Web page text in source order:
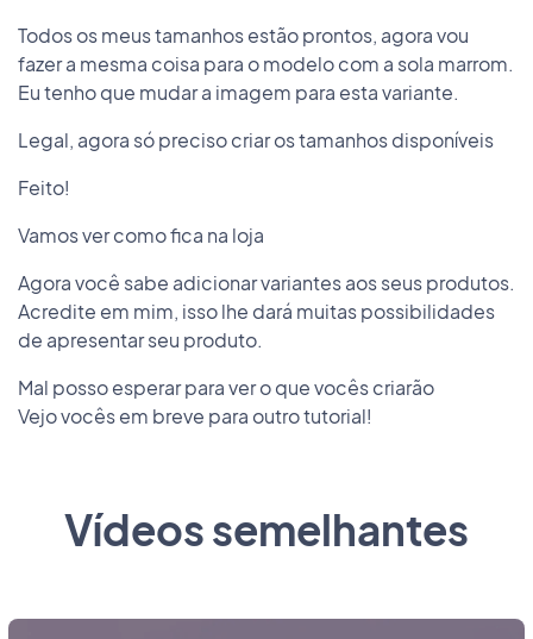
Todos os meus tamanhos estão prontos, agora vou
fazer a mesma coisa para o modelo com a sola marrom.
Eu tenho que mudar a imagem para esta variante.
Legal, agora só preciso criar os tamanhos disponíveis
Feito!
Vamos ver como fica na loja
Agora você sabe adicionar variantes aos seus produtos.
Acredite em mim, isso lhe dará muitas possibilidades
de apresentar seu produto.
Mal posso esperar para ver o que vocês criarão
Vejo vocês em breve para outro tutorial!
Vídeos semelhantes